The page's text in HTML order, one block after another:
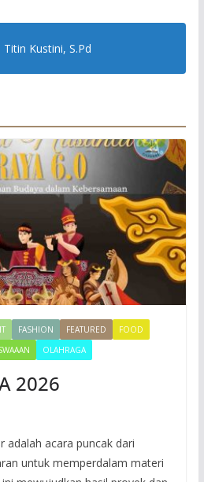
Titin Kustini, S.Pd
FASHION FEATURED
FOOD
OLAHRAGA
2026
adalah acara puncak dari
untuk memperdalam materi